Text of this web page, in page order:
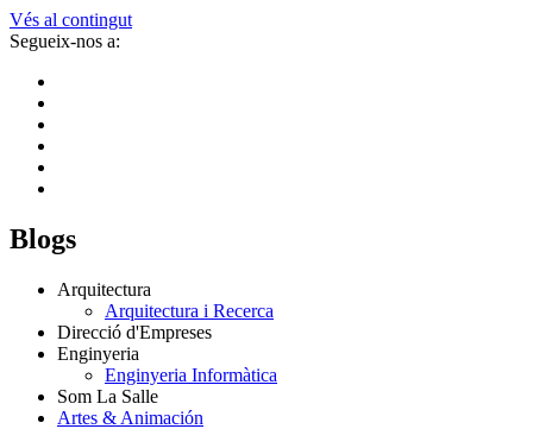
Vés al contingut
Segueix-nos a:
Blogs
Arquitectura
Arquitectura i Recerca
Direcció d'Empreses
Enginyeria
Enginyeria Informàtica
Som La Salle
Artes & Animación